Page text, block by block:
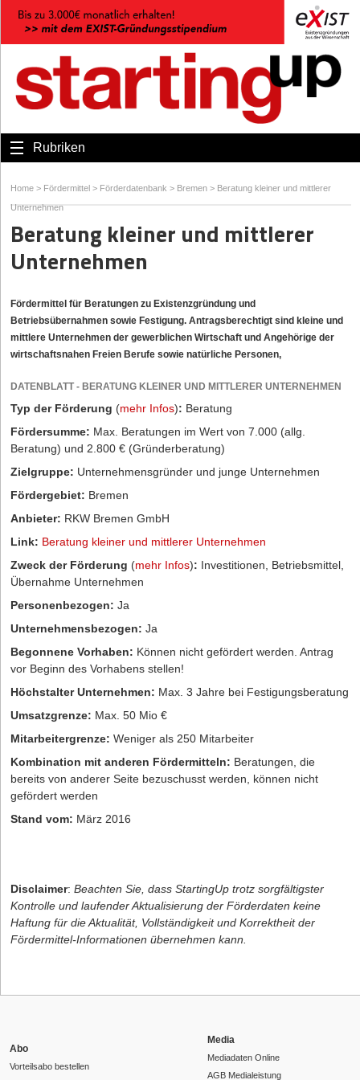
Rubriken
Home > Fördermittel > Förderdatenbank > Bremen > Beratung kleiner und mittlerer
Unternehmen
Beratung kleiner und mittlerer
Unternehmen
Fördermittel für Beratungen zu Existenzgründung und
Betriebsübernahmen sowie Festigung. Antragsberechtigt sind kleine und
mittlere Unternehmen der gewerblichen Wirtschaft und Angehörige der
wirtschaftsnahen Freien Berufe sowie natürliche Personen,
DATENBLATT - BERATUNG KLEINER UND MITTLERER UNTERNEHMEN
Typ der Förderung (mehr Infos): Beratung
Fördersumme: Max. Beratungen im Wert von 7.000 (allg.
Beratung) und 2.800 € (Gründerberatung)
Zielgruppe: Unternehmensgründer und junge Unternehmen
Fördergebiet: Bremen
Anbieter: RKW Bremen GmbH
Link: Beratung kleiner und mittlerer Unternehmen
Zweck der Förderung (mehr Infos): Investitionen, Betriebsmittel,
Übernahme Unternehmen
Personenbezogen: Ja
Unternehmensbezogen: Ja
Begonnene Vorhaben: Können nicht gefördert werden. Antrag
vor Beginn des Vorhabens stellen!
Höchstalter Unternehmen: Max. 3 Jahre bei Festigungsberatung
Umsatzgrenze: Max. 50 Mio €
Mitarbeitergrenze: Weniger als 250 Mitarbeiter
Kombination mit anderen Fördermitteln: Beratungen, die
bereits von anderer Seite bezuschusst werden, können nicht
gefördert werden
Stand vom: März 2016
Disclaimer: Beachten Sie, dass StartingUp trotz sorgfältigster
Kontrolle und laufender Aktualisierung der Förderdaten keine
Haftung für die Aktualität, Vollständigkeit und Korrektheit der
Fördermittel-Informationen übernehmen kann.
Abo
Vorteilsabo bestellen
Media
Mediadaten Online
AGB Medialeistung